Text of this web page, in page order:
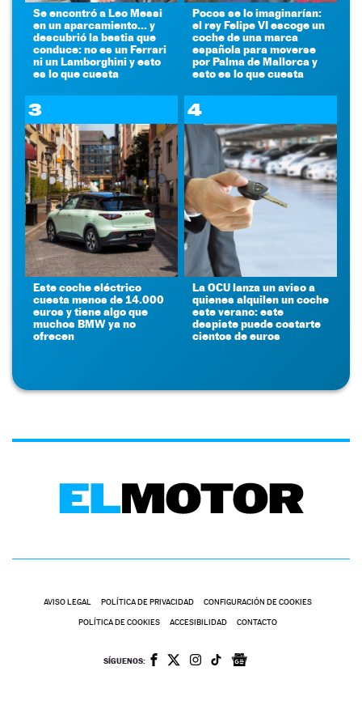
Se encontró a Leo Messi
en un aparcamiento... y
descubrió la bestia que
conduce: no es un Ferrari
ni un Lamborghini y esto
es lo que cuesta
Pocos se lo imaginarían:
el rey Felipe VI escoge un
coche de una marca
española para moverse
por Palma de Mallorca y
esto es lo que cuesta
3
Este coche eléctrico
cuesta menos de 14.000
euros y tiene algo que
muchos BMW ya no
ofrecen
4
La OCU lanza un aviso a
quienes alquilen un coche
este verano: este
despiste puede costarte
cientos de euros
AVISO LEGAL POLÍTICA DE PRIVACIDAD CONFIGURACIÓN DE COOKIES
POLÍTICA DE COOKIES ACCESIBILIDAD CONTACTO
SÍGUENOS: